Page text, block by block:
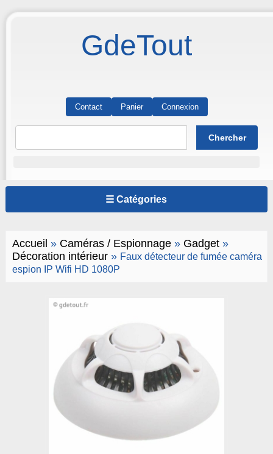
GdeTout
Contact Panier Connexion
☰ Catégories
Accueil » Caméras / Espionnage» Gadget»
Décoration intérieur» Faux détecteur de fumée caméra
espion IP Wifi HD 1080P